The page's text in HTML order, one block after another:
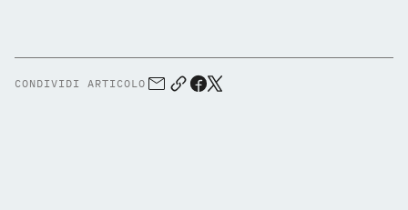
CONDIVIDI ARTICOLO